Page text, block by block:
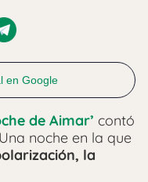
en Google
de Aimar’ contó
noche en la que
la